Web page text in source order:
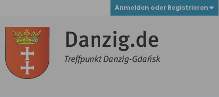
Anmelden oder Registrieren